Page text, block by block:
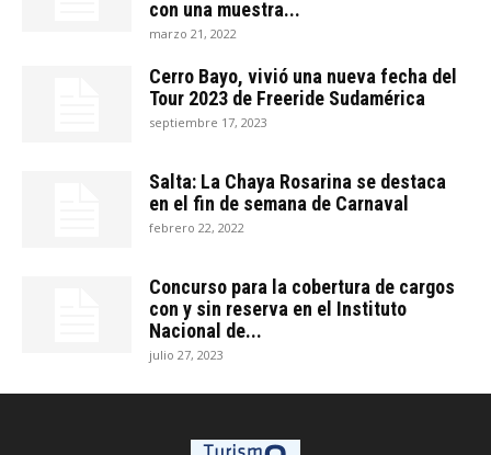
con una muestra...
marzo 21, 2022
Cerro Bayo, vivió una nueva fecha del
Tour 2023 de Freeride Sudamérica
septiembre 17, 2023
Salta: La Chaya Rosarina se destaca
en el fin de semana de Carnaval
febrero 22, 2022
Concurso para la cobertura de cargos
con y sin reserva en el Instituto
Nacional de...
julio 27, 2023